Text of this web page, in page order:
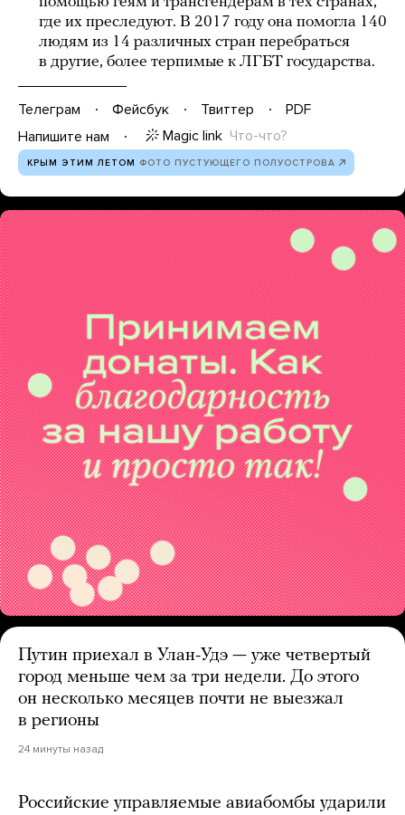
где их преследуют. В 2017 году она помогла 140
людям из 14 различных стран перебраться
в другие, более терпимые к ЛГБТ государства.
Телеграм Фейсбук Твиттер
PDF
Напишите нам
Magic link Что-что?
КРЫМ ЭТИМ ЛЕТОМ ФОТО ПУСТУЮЩЕГО ПОЛУОСТРОВА
Путин приехал в Улан-Удэ — уже четвертый
город меньше чем за три недели. До этого
он несколько месяцев почти не выезжал
в регионы
24 минуты назад
Российские управляемые авиабомбы ударили